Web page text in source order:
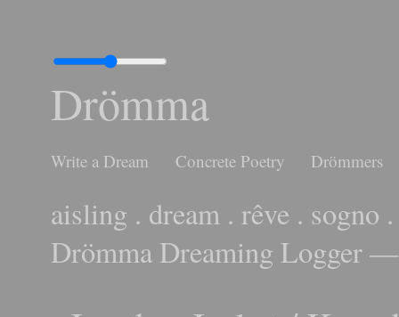
Drömma
Write a Dream Concrete Poetry Drömmers
aisling . dream . rêve . sogno
Drömma Dreaming Logger